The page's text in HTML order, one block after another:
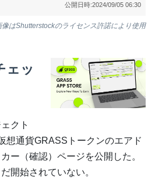
公開日時:2024/09/05 06:30
像はShutterstockのライセンス許諾により使用
ェッ
クト
想通貨GRASSトークンのエアド
ー（確認）ページを公開した。
開始されていない。